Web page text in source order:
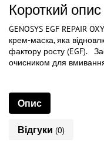
Короткий опис
GENOSYS EGF REPAIR
крем-маска, яка
фактору росту (EGF).
очисником для
Опис
Відгуки (0)